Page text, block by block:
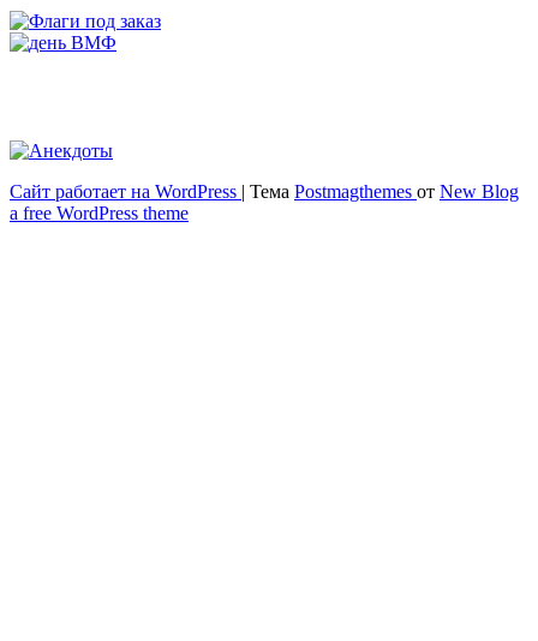
Весёлый и здоровый образ жизни
Сайт работает на WordPress | Тема Postmagthemes от New Blog
a free WordPress theme